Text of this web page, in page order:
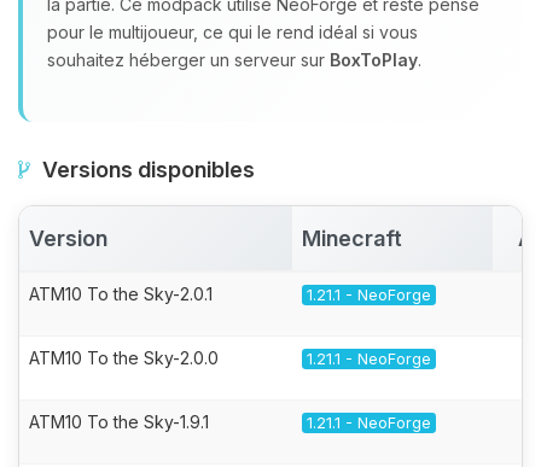
la partie. Ce modpack utilise NeoForge et reste pensé
pour le multijoueur, ce qui le rend idéal si vous
souhaitez héberger un serveur sur BoxToPlay.
Versions disponibles
Version Minecraft
ATM10 To the Sky-2.0.1 1.21.1 - NeoForge
ATM10 To the Sky-2.0.0 1.21.1 - NeoForge
ATM10 To the Sky-1.9.1 1.21.1 - NeoForge